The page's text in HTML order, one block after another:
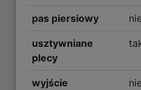
pas piersiowy
usztywniane
plecy
wyjście